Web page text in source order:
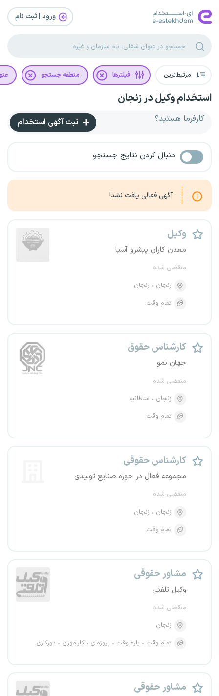
ورود | ثبت‌ نام
مرتبط‌ترین فیلترها منطقه جستجو
استخدام وکیل در زنجان
کارفرما هستید؟ ثبت آگهی استخدام
دنبال کردن نتایج جستجو
آگهی فعالی یافت نشد!
وکیل
معدن کاران پیشرو آسیا
منقضی شده
زنجان
زنجان
تمام وقت
کارشناس حقوق
جهان نمو
منقضی شده
زنجان
سلطانیه
تمام وقت
کارشناس حقوقی
مجموعه فعال در حوزه صنایع تولیدی
منقضی شده
زنجان
زنجان
تمام وقت
مشاور حقوقی
وکیل تلفنی
منقضی شده
زنجان
تمام وقت
پاره وقت پروژه‌ای کارآموزی دورکاری
مشاور حقوقی